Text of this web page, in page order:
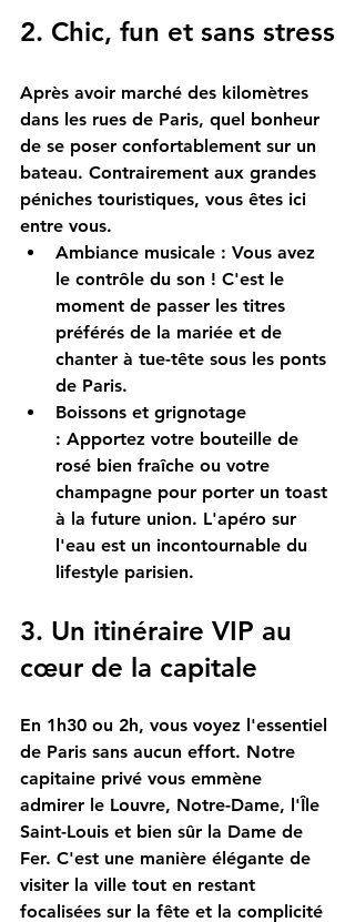
2. Chic, fun et sans stress
Après avoir marché des kilomètres
dans les rues de Paris, quel bonheur
de se poser confortablement sur un
bateau. Contrairement aux grandes
péniches touristiques, vous êtes ici
entre vous.
Ambiance musicale : Vous avez
le contrôle du son ! C'est le
moment de passer les titres
préférés de la mariée et de
chanter à tue-tête sous les ponts
de Paris.
Boissons et grignotage
: Apportez votre bouteille de
rosé bien fraîche ou votre
champagne pour porter un toast
à la future union. L'apéro sur
l'eau est un incontournable du
lifestyle parisien.
3. Un itinéraire VIP au
cœur de la capitale
En 1h30 ou 2h, vous voyez l'essentiel
de Paris sans aucun effort. Notre
capitaine privé vous emmène
admirer le Louvre, Notre-Dame, l'Île
Saint-Louis et bien sûr la Dame de
Fer. C'est une manière élégante de
visiter la ville tout en restant
focalisées sur la fête et la complicité